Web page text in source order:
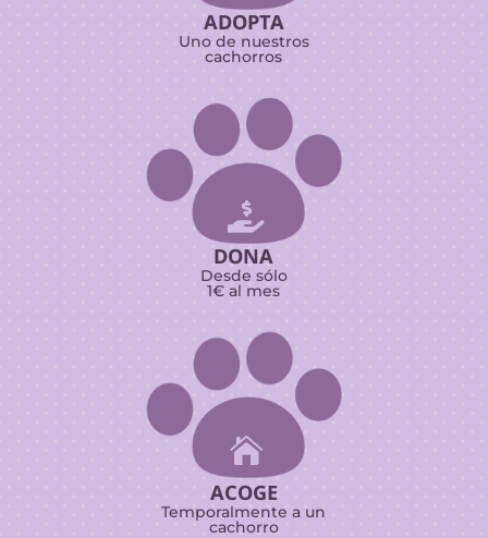
ADOPTA
Uno de nuestros
cachorros

DONA
Desde sólo
1€ al mes

ACOGE
Temporalmente a un
cachorro